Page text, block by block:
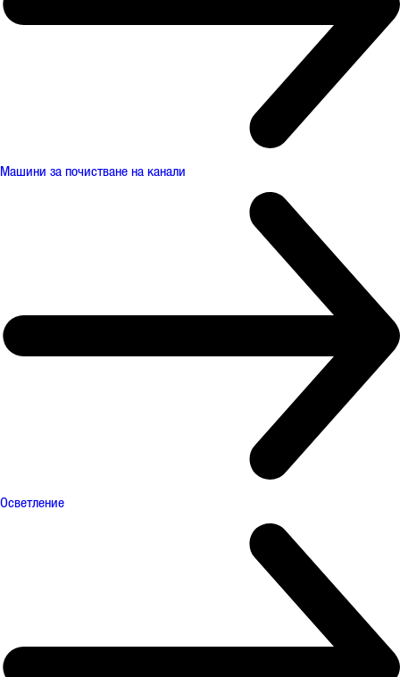
Машини за почистване на канали
Осветление